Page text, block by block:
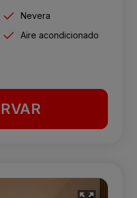
Nevera
Aire acondicionado